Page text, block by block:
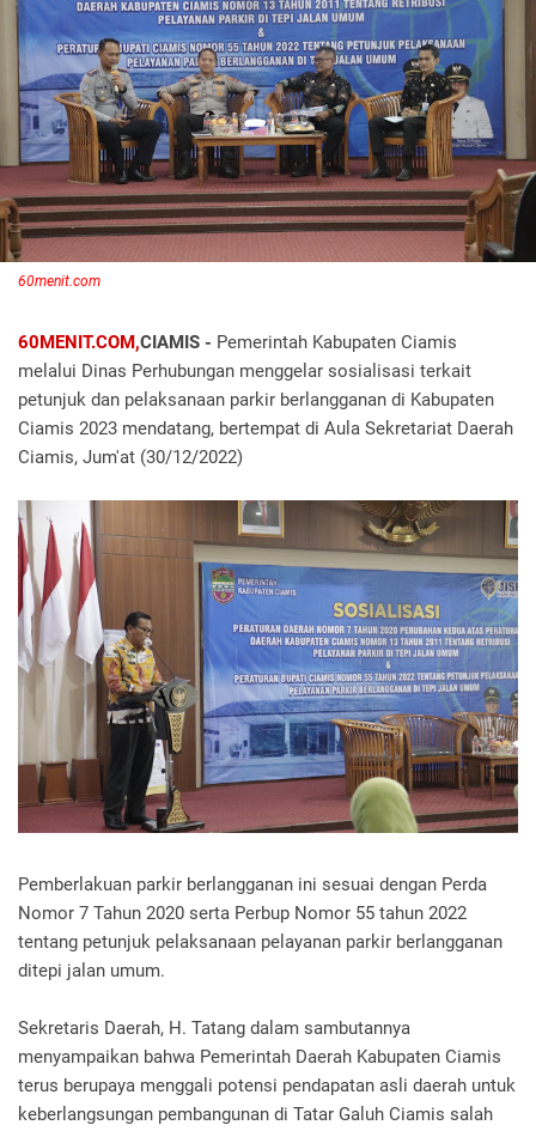
60menit.com
60MENIT.COM,CIAMIS - Pemerintah Kabupaten Ciamis
melalui Dinas Perhubungan menggelar sosialisasi terkait
petunjuk dan pelaksanaan parkir berlangganan di Kabupaten
Ciamis 2023 mendatang, bertempat di Aula Sekretariat Daerah
Ciamis, Jum'at (30/12/2022)
Pemberlakuan parkir berlangganan ini sesuai dengan Perda
Nomor 7 Tahun 2020 serta Perbup Nomor 55 tahun 2022
tentang petunjuk pelaksanaan pelayanan parkir berlangganan
ditepi jalan umum.
Sekretaris Daerah, H. Tatang dalam sambutannya
menyampaikan bahwa Pemerintah Daerah Kabupaten Ciamis
terus berupaya menggali potensi pendapatan asli daerah untuk
keberlangsungan pembangunan di Tatar Galuh Ciamis salah